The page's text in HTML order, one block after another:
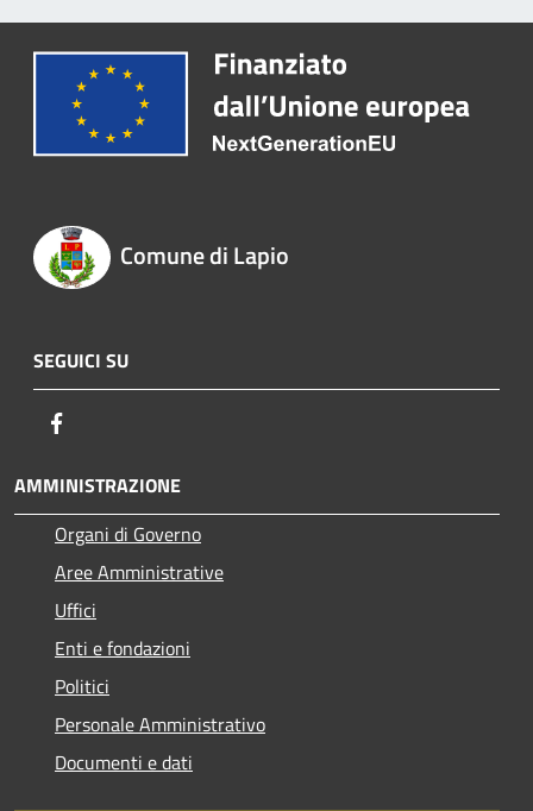
Comune di Lapio
SEGUICI SU
AMMINISTRAZIONE
Organi di Governo
Aree Amministrative
Uffici
Enti e fondazioni
Politici
Personale Amministrativo
Documenti e dati